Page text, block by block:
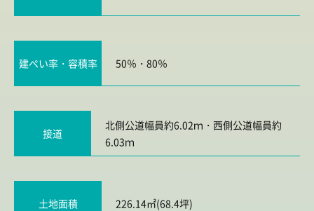
建ぺい率・容積率 50％・80％
接道
北側公道幅員約6.02ｍ・西側公道幅員約
6.03ｍ
土地面積 226.14㎡(68.4坪)